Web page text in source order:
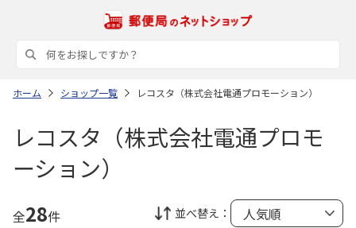
ホーム ショップ一覧 レコスタ（株式会社電通プロモーション）
レコスタ（株式会社電通プロモ
ーション）
全28件 並べ替え：